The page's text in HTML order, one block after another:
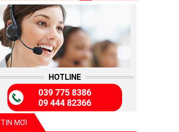
HOTLINE
039 775 8386
09 444 82366
TIN MƠI